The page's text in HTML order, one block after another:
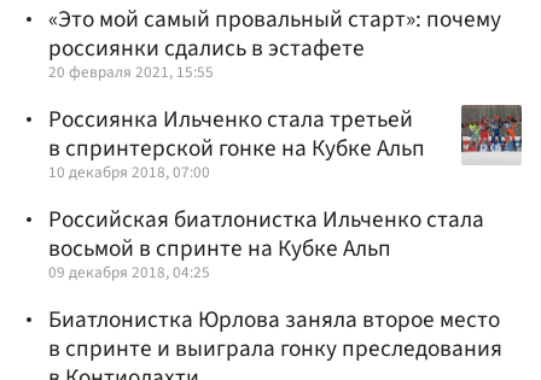
«Это мой самый провальный старт»: почему
россиянки сдались в эстафете
20 февраля 2021, 15:55
Россиянка Ильченко стала третьей
в спринтерской гонке на Кубке Альп
10 декабря 2018, 07:00
Российская биатлонистка Ильченко стала
восьмой в спринте на Кубке Альп
09 декабря 2018, 04:25
Биатлонистка Юрлова заняла второе место
в спринте и выиграла гонку преследования